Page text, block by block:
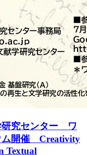
究センター ワ
ム開催 Creativity
Textual